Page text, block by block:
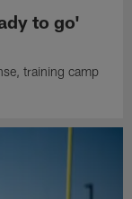
to go'
training camp